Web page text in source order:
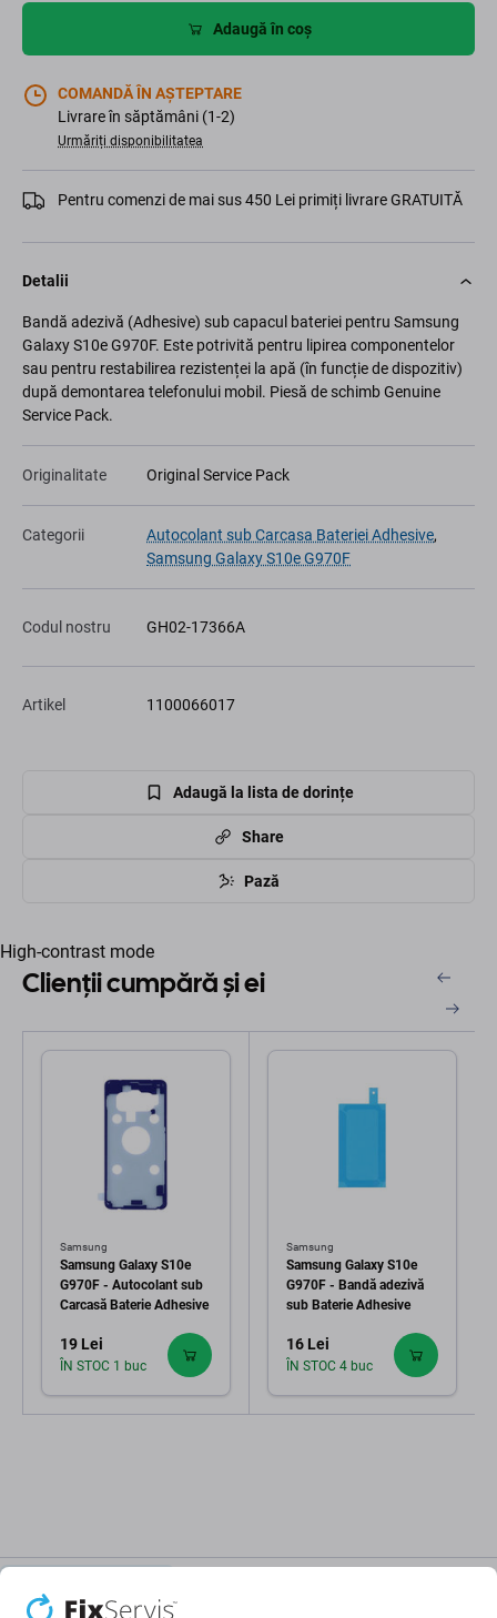
Adaugă în coș
COMANDĂ ÎN AȘTEPTARE
Livrare în săptămâni (1-2)
Urmăriți disponibilitatea
Pentru comenzi de mai sus 450 Lei primiți livrare GRATUITĂ
Detalii
Bandă adezivă (Adhesive) sub capacul bateriei pentru Samsung
Galaxy S10e G970F. Este potrivită pentru lipirea componentelor
sau pentru restabilirea rezistenței la apă (în funcție de dispozitiv)
după demontarea telefonului mobil. Piesă de schimb Genuine
Service Pack.
Originalitate Original Service Pack
Categorii Autocolant sub Carcasa Bateriei Adhesive,
Samsung Galaxy S10e G970F
Codul nostru GH02-17366A
Artikel 1100066017
Adaugă la lista de dorințe
Share
Pază
High-contrast mode
Clienții cumpără și ei
Samsung
Samsung Galaxy S10e
G970F - Autocolant sub
Carcasă Baterie Adhesive
19 Lei
ÎN STOC 1 buc
Samsung
Samsung Galaxy S10e
G970F - Bandă adezivă
sub Baterie Adhesive
16 Lei
ÎN STOC 4 buc